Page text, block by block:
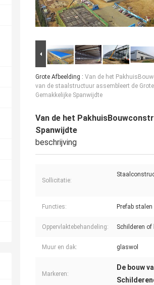
Grote Afbeelding : Van de het
van de staalstructuur assembleert de Grote
Gemakkelijke Spanwijdte
Van de het
Spanwijdte
beschrijving
Sollicitatie:
Functies: Prefab
Oppervlaktebehandeling: Schilderen
Muur en dak: glaswol
Markeren:
De bouw